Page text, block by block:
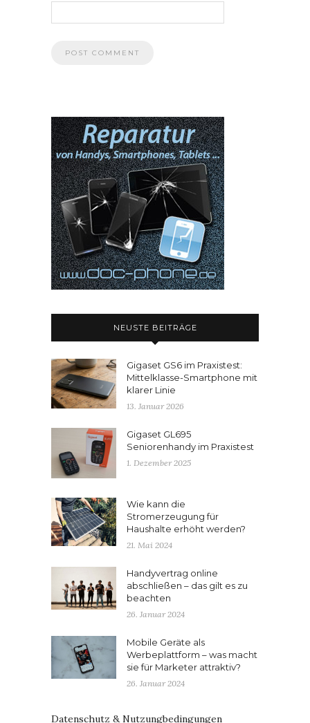
NEUSTE BEITRÄGE
Gigaset GS6 im Praxistest:
Mittelklasse-Smartphone mit
klarer Linie
13. Januar 2026
Gigaset GL695
Seniorenhandy im Praxistest
1. Dezember 2025
Wie kann die
Stromerzeugung für
Haushalte erhöht werden?
21. Mai 2024
Handyvertrag online
abschließen – das gilt es zu
beachten
26. Januar 2024
Mobile Geräte als
Werbeplattform – was macht
sie für Marketer attraktiv?
26. Januar 2024
Datenschutz & Nutzungbedingungen